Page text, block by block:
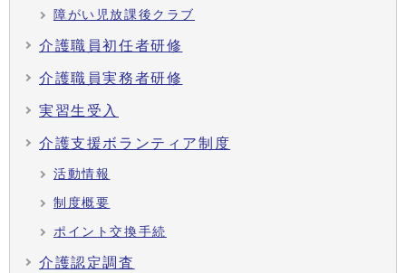
障がい児放課後クラブ
介護職員初任者研修
介護職員実務者研修
実習生受入
介護支援ボランティア制度
活動情報
制度概要
ポイント交換手続
介護認定調査